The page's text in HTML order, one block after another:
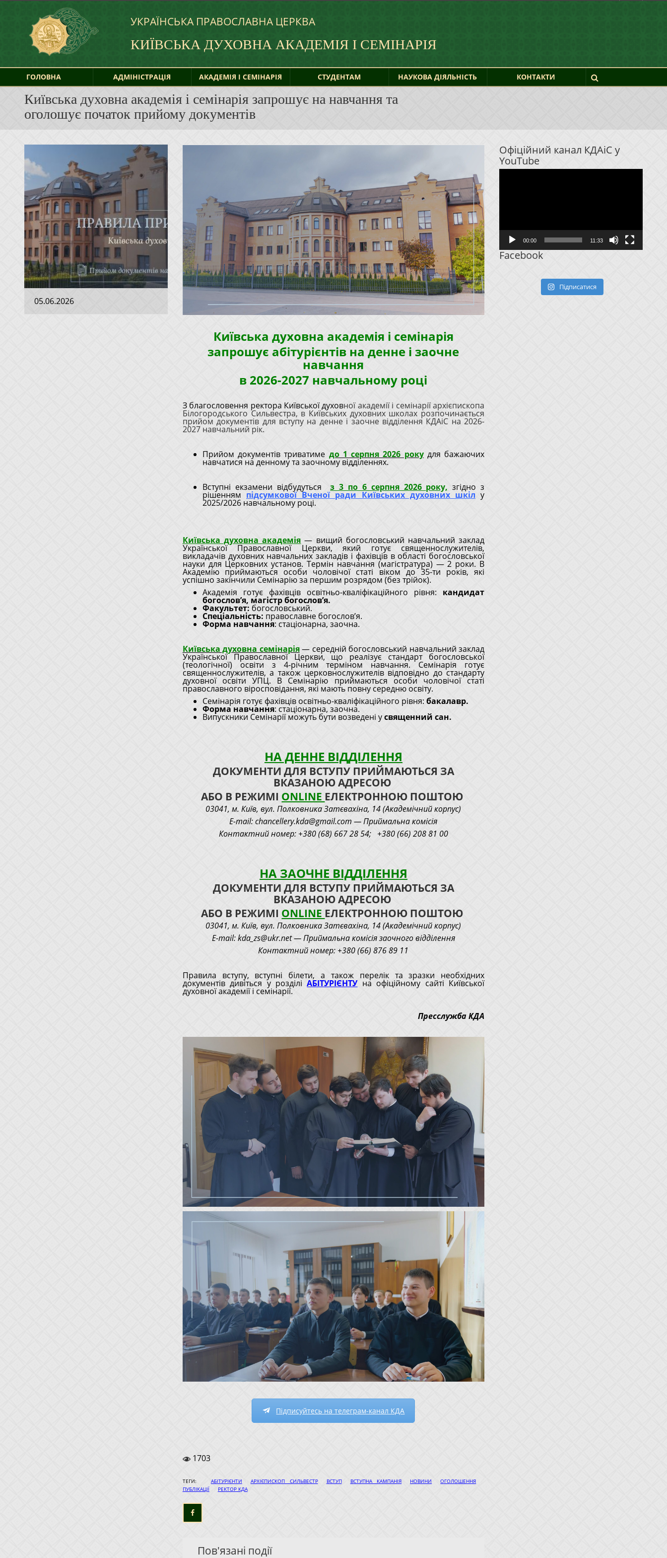
УКРАЇНСЬКА ПРАВОСЛАВНА ЦЕРКВА
КИЇВСЬКА ДУХОВНА АКАДЕМІЯ І СЕМІНАРІЯ
ГОЛОВНА АДМІНІСТРАЦІЯ АКАДЕМІЯ І СЕМІНАРІЯ СТУДЕНТАМ НАУКОВА ДІЯЛЬНІСТЬ КОНТАКТИ
Київська духовна академія і семінарія запрошує на навчання та
оголошує початок прийому документів
05.06.2026
Київська духовна академія і семінарія
запрошує абітурієнтів на денне і заочне
навчання
в 2026-2027 навчальному році
З благословення ректора Київської духовної академії і семінарії архієпископа
Білогородського Сильвестра, в Київських духовних школах розпочинається
прийом документів для вступу на денне і заочне відділення КДАіС на 2026-
2027 навчальний рік.
Прийом документів триватиме до 1 серпня 2026 рокудля бажаючих
навчатися на денному та заочному відділеннях.
Вступні екзамени відбудуться з 3 по 6 серпня 2026 року, згідно з
рішенням підсумкової Вченої ради Київських духовних шкіл у
2025/2026 навчальному році.
Київська духовна академія — вищий богословський навчальний заклад
Української Православної Церкви, який готує священнослужителів,
викладачів духовних навчальних закладів і фахівців в області богословської
науки для Церковних установ. Термін навчання (магістратура) — 2 роки. В
Академію приймаються особи чоловічої статі віком до 35-ти років, які
успішно закінчили Семінарію за першим розрядом (без трійок).
Академія готує фахівців освітньо-кваліфікаційного рівня: кандидат
богослов’я, магістр богослов’я.
Факультет: богословський.
Спеціальність: православне богослов’я.
Форма навчання: стаціонарна, заочна.
Київська духовна семінарія— середній богословський навчальний заклад
Української Православної Церкви, що реалізує стандарт богословської
(теологічної) освіти з 4-річним терміном навчання. Семінарія готує
священнослужителів, а також церковнослужителів відповідно до стандарту
духовної освіти УПЦ. В Семінарію приймаються особи чоловічої статі
православного віросповідання, які мають повну середню освіту.
Семінарія готує фахівців освітньо-кваліфікаційного рівня: бакалавр.
Форма навчання: стаціонарна, заочна.
Випускники Семінарії можуть бути возведені усвященний сан.
НА ДЕННЕ ВІДДІЛЕННЯ
ДОКУМЕНТИ ДЛЯ ВСТУПУ ПРИЙМАЮТЬСЯ ЗА
ВКАЗАНОЮ АДРЕСОЮ
АБО В РЕЖИМІ ONLINE ЕЛЕКТРОННОЮ ПОШТОЮ
03041, м. Київ, вул. Полковника Затєвахіна, 14 (Академічний корпус)
E-mail: chancellery.kda@gmail.com — Приймальна комісія
Контактний номер: +380 (68) 667 28 54; +380 (66) 208 81 00
НА ЗАОЧНЕ ВІДДІЛЕННЯ
ДОКУМЕНТИ ДЛЯ ВСТУПУ ПРИЙМАЮТЬСЯ ЗА
ВКАЗАНОЮ АДРЕСОЮ
АБО В РЕЖИМІ ONLINE ЕЛЕКТРОННОЮ ПОШТОЮ
03041, м. Київ, вул. Полковника Затєвахіна, 14 (Академічний корпус)
E-mail: kda_zs@ukr.net — Приймальна комісія заочного відділення
Контактний номер: +380 (66) 876 89 11
Правила вступу, вступні білети, а також перелік та зразки необхідних
документів дивіться у розділіАБІТУРІЄНТУна офіційному сайті Київської
духовної академії і семінарії.
Пресслужба КДА
Підписуйтесь на телеграм-канал КДА
1703
ТЕГИ: АБІТУРІЄНТИ АРХІЄПИСКОП СИЛЬВЕСТР ВСТУП ВСТУПНА КАМПАНІЯ НОВИНИ ОГОЛОШЕННЯ
ПУБЛІКАЦІЇ РЕКТОР КДА
Пов'язані події
Офіційний канал КДАіС у
YouTube
Відеопрогравач
00:00 11:33
Facebook
Підписатися